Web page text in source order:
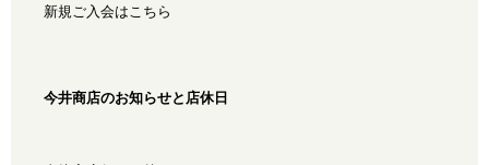
新規ご入会はこちら
今井商店のお知らせと店休日